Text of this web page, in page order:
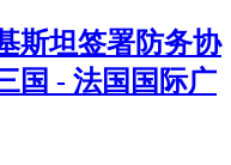
斯坦签署防务协
国 - 法国国际广